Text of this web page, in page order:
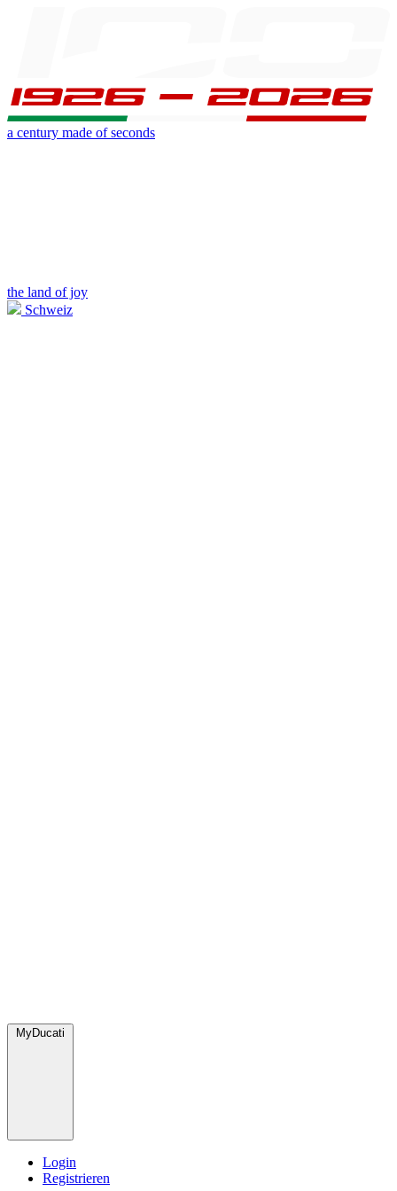
a century made of seconds
the land of joy
Schweiz
MyDucati
Login
Registrieren